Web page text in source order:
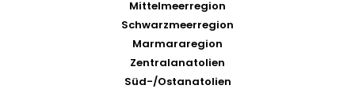
Mittelmeerregion
Schwarzmeerregion
Marmararegion
Zentralanatolien
Süd-/Ostanatolien